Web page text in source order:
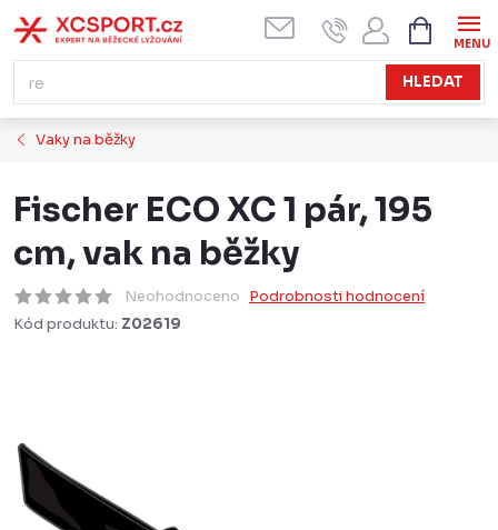
na
obsah
HLEDAT
KOŠÍK
Vaky na běžky
Fischer ECO XC 1 pár, 195
cm, vak na běžky
Neohodnoceno Podrobnosti hodnocení
Kód produktu: Z02619